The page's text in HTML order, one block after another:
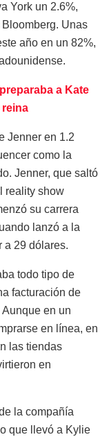
York un 2.6%,
Unas
año en un 82%,
a Kate
Jenner en 1.2
como la
Jenner, que saltó
reality show
su carrera
lanzó a la
a 29 dólares.
todo tipo de
facturación de
en un
en línea, en
las tiendas
en
la compañía
que llevó a Kylie